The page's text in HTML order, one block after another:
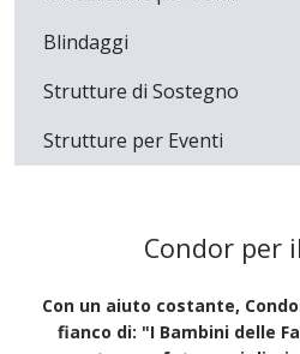
Travi in alluminio H45
Strutture di Sostegno